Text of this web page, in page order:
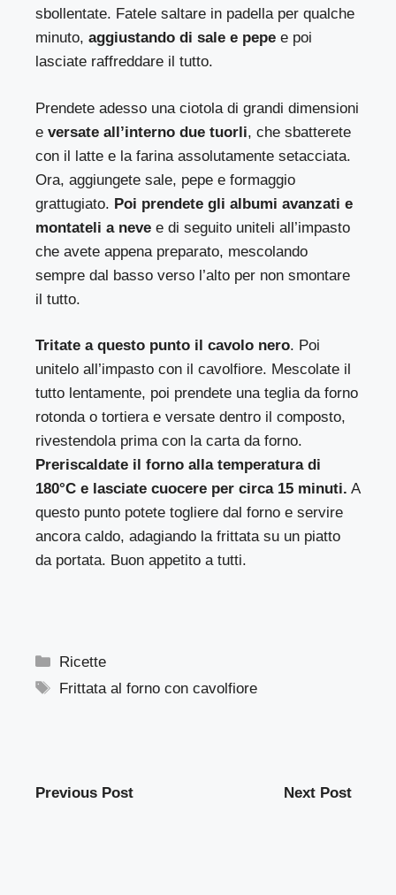
sbollentate. Fatele saltare in padella per qualche
minuto,aggiustando di sale e pepe e poi
lasciate raffreddare il tutto.
Prendete adesso una ciotola di grandi dimensioni
e versate all’interno due tuorli, che sbatterete
con il latte e la farina assolutamente setacciata.
Ora, aggiungete sale, pepe e formaggio
grattugiato. Poi prendete gli albumi avanzati e
montateli a neve e di seguito uniteli all’impasto
che avete appena preparato, mescolando
sempre dal basso verso l’alto per non smontare
il tutto.
Tritate a questo punto il cavolo nero. Poi
unitelo all’impasto con il cavolfiore. Mescolate il
tutto lentamente, poi prendete una teglia da forno
rotonda o tortiera e versate dentro il composto,
rivestendola prima con la carta da forno.
Preriscaldate il forno alla temperatura di
180°C e lasciate cuocere per circa 15 minuti. A
questo punto potete togliere dal forno e servire
ancora caldo, adagiando la frittata su un piatto
da portata. Buon appetito a tutti.
Categorie
Ricette
Tag
Frittata al forno con cavolfiore
Previous Post Next Post